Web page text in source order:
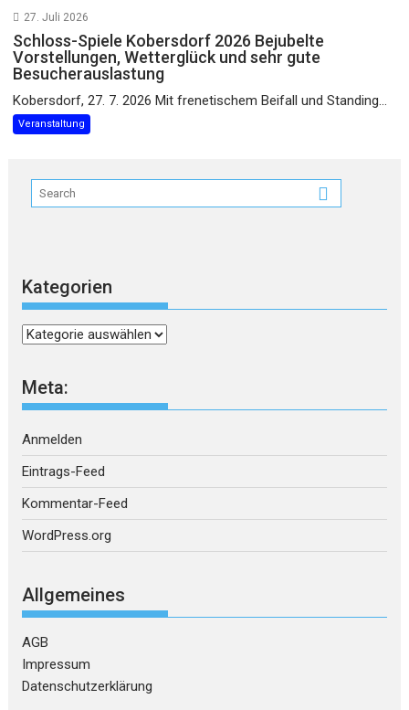
27. Juli 2026
Schloss-Spiele Kobersdorf 2026 Bejubelte
Vorstellungen, Wetterglück und sehr gute
Besucherauslastung
Kobersdorf, 27. 7. 2026 Mit frenetischem Beifall und Standing...
Veranstaltung
Kategorien
Kategorien
Meta:
Anmelden
Eintrags-Feed
Kommentar-Feed
WordPress.org
Allgemeines
AGB
Impressum
Datenschutzerklärung